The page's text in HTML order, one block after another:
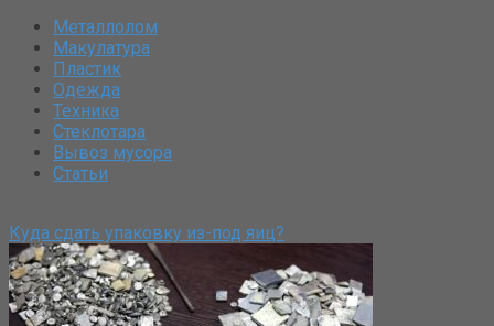
Металлолом
Макулатура
Пластик
Одежда
Техника
Стеклотара
Вывоз мусора
Статьи
Куда сдать упаковку из-под яиц?